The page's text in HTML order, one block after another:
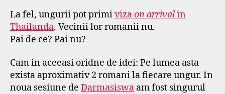
La fel, ungurii pot primivizaon arrivalin
Thailanda. Vecinii lor romanii nu.
Pai de ce? Pai nu?
Cam in aceeasi oridne de idei: Pe lumea asta
exista aproximativ 2 romani la fiecare ungur. In
noua sesiune de Darmasiswa am fost singurul